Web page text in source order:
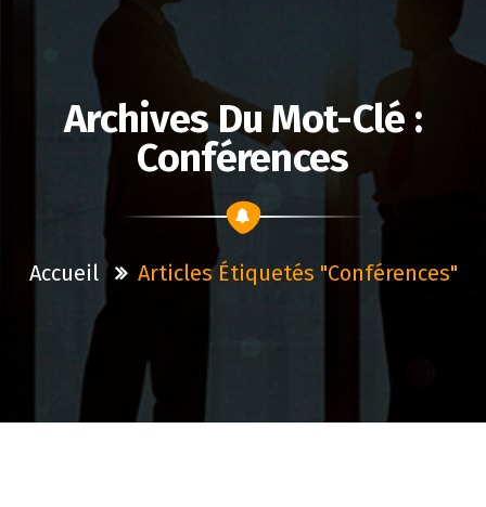
Archives Du Mot-Clé :
Conférences
Accueil Articles Étiquetés "conférences"